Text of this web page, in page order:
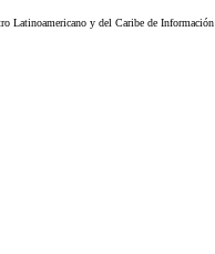
Latinoamericano y del Caribe de